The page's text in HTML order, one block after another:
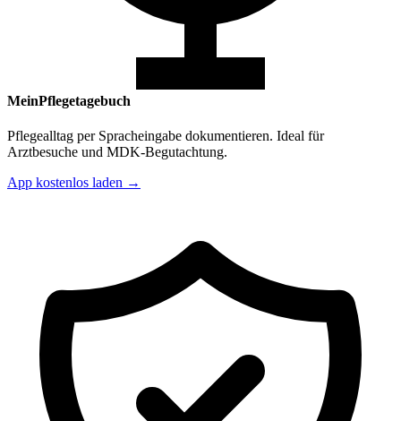
MeinPflegetagebuch
Pflegealltag per Spracheingabe dokumentieren. Ideal für
Arztbesuche und MDK-Begutachtung.
App kostenlos laden →